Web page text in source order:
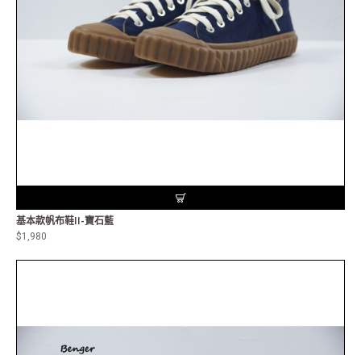
基本款帆布鞋II-寶石藍
$1,980